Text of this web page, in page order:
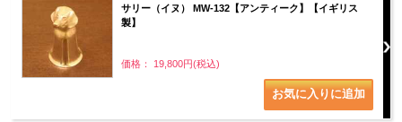
サリー（イヌ） MW-132【アンティーク】【イギリス
製】
価格： 19,800円(税込)